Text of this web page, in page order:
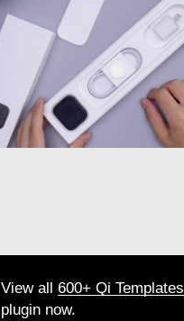
View all 600+ Qi Templates
plugin now.